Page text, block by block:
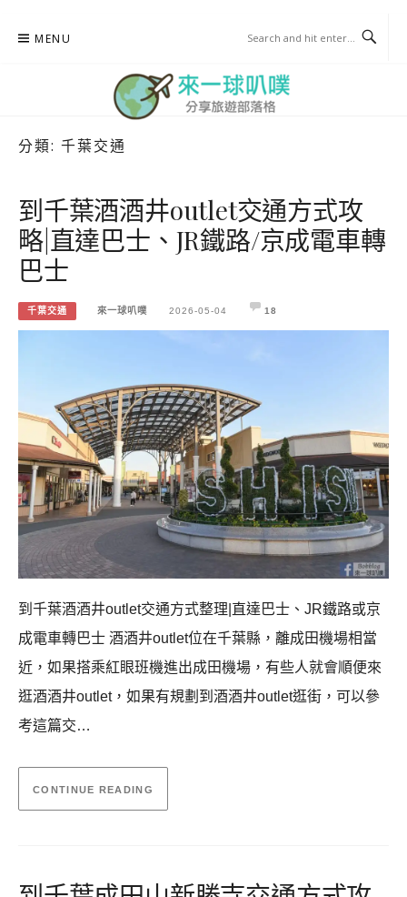
MENU
分類: 千葉交通
到千葉酒酒井outlet交通方式攻
略|直達巴士、JR鐵路/京成電車轉
巴士
千葉交通 來一球叭噗 2026-05-04 18
到千葉酒酒井outlet交通方式整理|直達巴士、JR鐵路或京
成電車轉巴士 酒酒井outlet位在千葉縣，離成田機場相當
近，如果搭乘紅眼班機進出成田機場，有些人就會順便來
逛酒酒井outlet，如果有規劃到酒酒井outlet逛街，可以參
考這篇交…
CONTINUE READING